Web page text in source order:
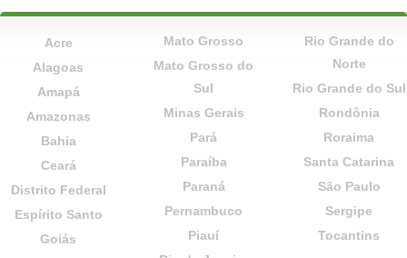
Acre
Alagoas
Amapá
Amazonas
Bahia
Ceará
Distrito Federal
Espírito Santo
Goiás
Mato Grosso
Mato Grosso do
Sul
Minas Gerais
Pará
Paraíba
Paraná
Pernambuco
Piauí
Rio Grande do
Norte
Rio Grande do Sul
Rondônia
Roraima
Santa Catarina
São Paulo
Sergipe
Tocantins